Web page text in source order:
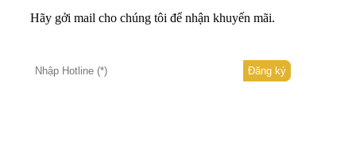
Hãy gởi mail cho chúng tôi để nhận khuyến mãi.